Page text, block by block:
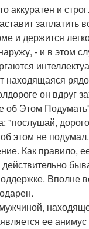
аккуратен и
и держится
- и в этом
находящаяся
он вдруг
Этом
"послушай,
этом не
Как правило,
Вполне
ее